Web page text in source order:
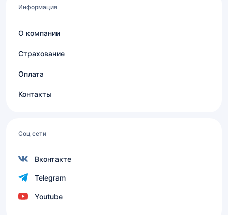
Информация
О компании
Страхование
Оплата
Контакты
Соц сети
Вконтакте
Telegram
Youtube